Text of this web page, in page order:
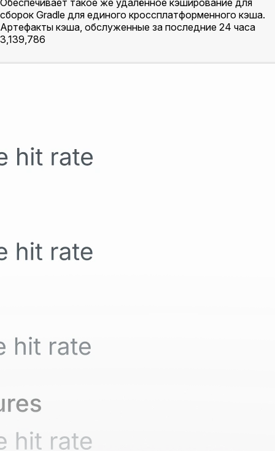
Обеспечивает такое же удалённое кэширование для
сборок Gradle для единого кроссплатформенного кэша.
Артефакты кэша, обслуженные за последние 24 часа
3,139,786